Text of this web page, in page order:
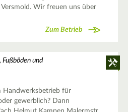
Wir freuen uns über
Zum Betrieb
und
Handwerksbetrieb für
gewerblich? Dann